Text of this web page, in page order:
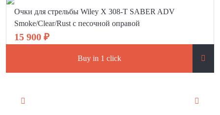
Очки для стрельбы Wiley X 308-T SABER ADV
Smoke/Clear/Rust с песочной оправой
15 900 ₽
Buy in 1 click